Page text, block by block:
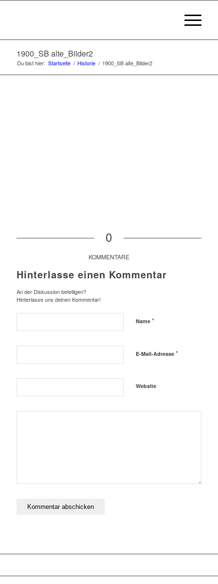
1900_SB alte_Bilder2
Du bist hier: Startseite / Historie / 1900_SB alte_Bilder2
0
KOMMENTARE
Hinterlasse einen Kommentar
An der Diskussion beteiligen?
Hinterlasse uns deinen Kommentar!
Name *
E-Mail-Adresse *
Website